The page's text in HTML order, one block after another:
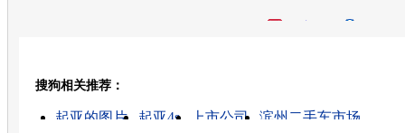
搜狗相关推荐：
起亚的图片 起亚4s 上市公司
滨州二手车市场